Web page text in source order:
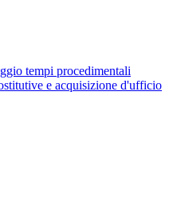
tempi procedimentali
e acquisizione d'ufficio